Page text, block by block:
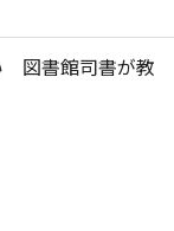
図書館司書が教